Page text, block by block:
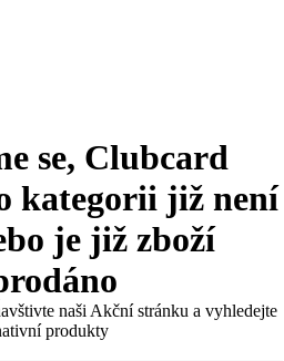
se, Clubcard
kategorii již není
je již zboží
naši Akční stránku a vyhledejte
produkty